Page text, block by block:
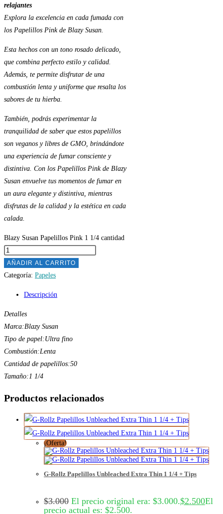
relajantes
Explora la excelencia en cada fumada con
los Papelillos Pink de Blazy Susan.
Esta hechos con un tono rosado delicado,
que combina perfecto estilo y calidad.
Además, te permite disfrutar de una
combustión lenta y uniforme que resalta los
sabores de tu hierba.
También, podrás experimentar la
tranquilidad de saber que estos papelillos
son veganos y libres de GMO, brindándote
una experiencia de fumar consciente y
distintiva. Con los Papelillos Pink de Blazy
Susan envuelve tus momentos de fumar en
un aura elegante y distintiva, mientras
disfrutas de la calidad y la estética en cada
calada.
Blazy Susan Papelillos Pink 1 1/4 cantidad
AÑADIR AL CARRITO
Categoría: Papeles
Descripción
Detalles
Marca:Blazy Susan
Tipo de papel:Ultra fino
Combustión:Lenta
Cantidad de papelillos:50
Tamaño:1 1/4
Productos relacionados
¡Oferta!
G-Rollz Papelillos Unbleached Extra Thin 1 1/4 + Tips
$3.000 El precio original era: $3.000.$2.500El
precio actual es: $2.500.